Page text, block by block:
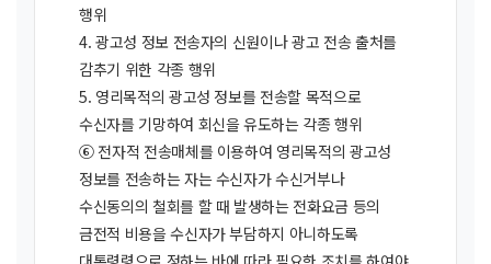
행위
4. 광고성 정보 전송자의 신원이나 광고 전송 출처를
감추기 위한 각종 행위
5. 영리목적의 광고성 정보를 전송할 목적으로
수신자를 기망하여 회신을 유도하는 각종 행위
⑥ 전자적 전송매체를 이용하여 영리목적의 광고성
정보를 전송하는 자는 수신자가 수신거부나
수신동의의 철회를 할 때 발생하는 전화요금 등의
금전적 비용을 수신자가 부담하지 아니하도록